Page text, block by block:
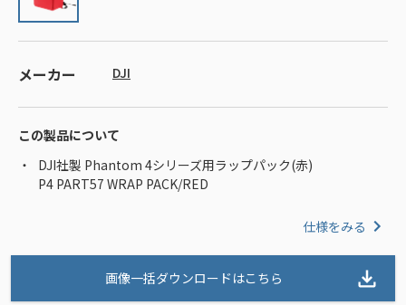
メーカー DJI
この製品について
DJI社製 Phantom 4シリーズ用ラップパック(赤)
P4 PART57 WRAP PACK/RED
仕様をみる
画像一括ダウンロードはこちら